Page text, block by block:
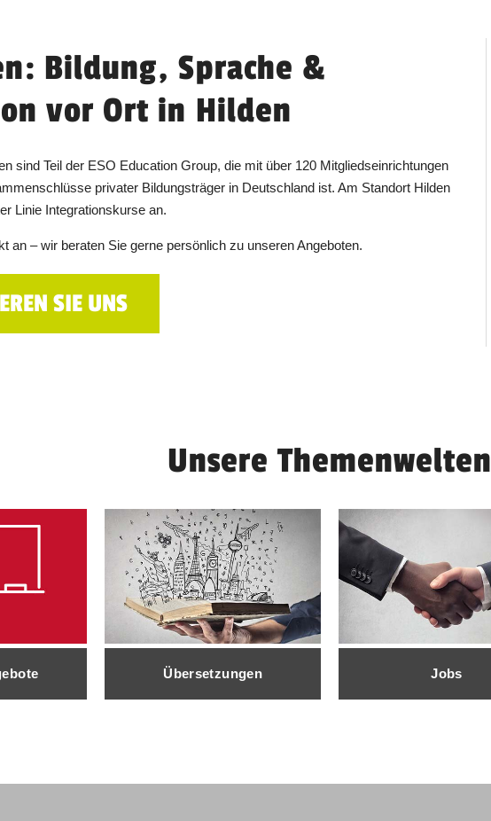
Bildung, Sprache &
vor Ort in Hilden
sind Teil der ESO Education Group, die mit über 120 Mitgliedseinrichtungen
privater Bildungsträger in Deutschland ist. Am Standort Hilden
Linie Integrationskurse an.
an – wir beraten Sie gerne persönlich zu unseren Angeboten.
SIE UNS
Unsere Themenwelten
Übersetzungen Jobs